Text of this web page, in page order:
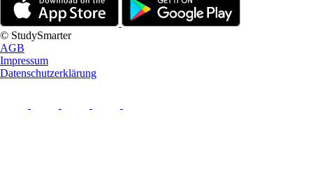
© StudySmarter
AGB
Impressum
Datenschutzerklärung